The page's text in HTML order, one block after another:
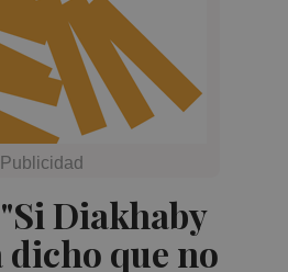
Diakhaby
que no